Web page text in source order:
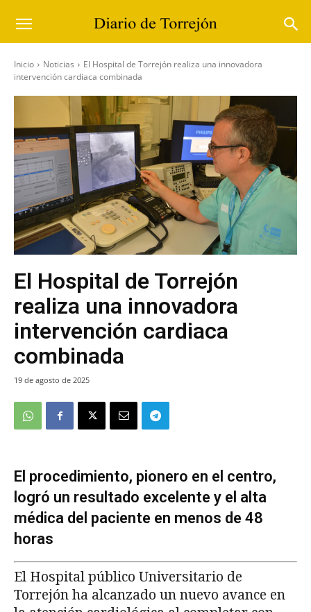
Inicio Noticias
El Hospital de Torrejón realiza una innovadora
intervención cardiaca combinada
El Hospital de Torrejón
realiza una innovadora
intervención cardiaca
combinada
19 de agosto de 2025
El procedimiento, pionero en el centro,
logró un resultado excelente y el alta
médica del paciente en menos de 48
horas
El Hospital público Universitario de
Torrejón ha alcanzado un nuevo avance en